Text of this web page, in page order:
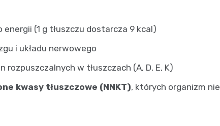
(1 g tłuszczu dostarcza 9 kcal)
i układu nerwowego
w tłuszczach (A, D, E, K)
kwasy tłuszczowe (NNKT), których organizm nie